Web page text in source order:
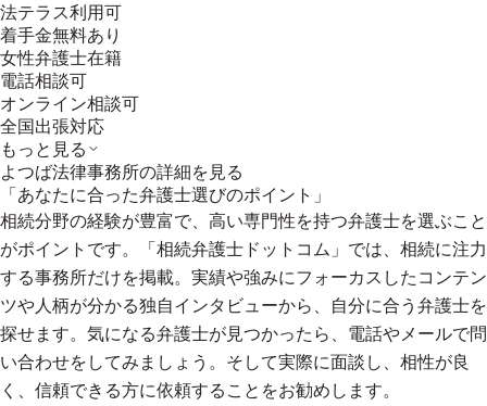
法テラス利用可
着手金無料あり
女性弁護士在籍
電話相談可
オンライン相談可
全国出張対応
もっと見る
よつば法律事務所の詳細を見る
「あなたに合った弁護士選びのポイント」
相続分野の経験が豊富で、高い専門性を持つ弁護士を選ぶこと
がポイントです。「相続弁護士ドットコム」では、相続に注力
する事務所だけを掲載。実績や強みにフォーカスしたコンテン
ツや人柄が分かる独自インタビューから、自分に合う弁護士を
探せます。気になる弁護士が見つかったら、電話やメールで問
い合わせをしてみましょう。そして実際に面談し、相性が良
く、信頼できる方に依頼することをお勧めします。